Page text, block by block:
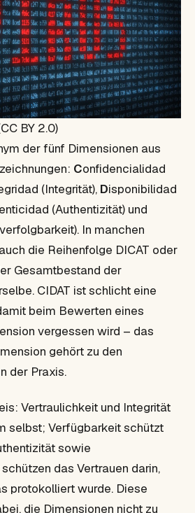
BY 2.0)
der fünf Dimensionen aus
Confidencialidad
(Integrität), Disponibilidad
(Authentizität) und
In manchen
die Reihenfolge DICAT oder
Gesamtbestand der
CIDAT ist schlicht eine
beim Bewerten eines
vergessen wird – das
gehört zu den
der Praxis.
Vertraulichkeit und Integrität
selbst; Verfügbarkeit schützt
sowie
das Vertrauen darin,
protokolliert wurde. Diese
die Dimensionen nicht zu